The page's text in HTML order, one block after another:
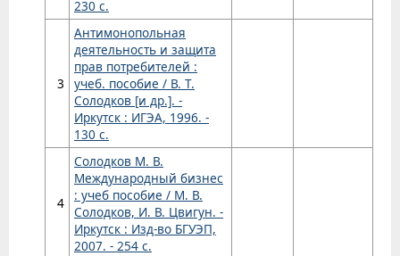
230 с.
3
Антимонопольная
деятельность и защита
прав потребителей :
учеб. пособие / В. Т.
Солодков [и др.]. -
Иркутск : ИГЭА, 1996. -
130 с.
4
Солодков М. В.
Международный бизнес
: учеб пособие / М. В.
Солодков, И. В. Цвигун. -
Иркутск : Изд-во БГУЭП,
2007. - 254 с.